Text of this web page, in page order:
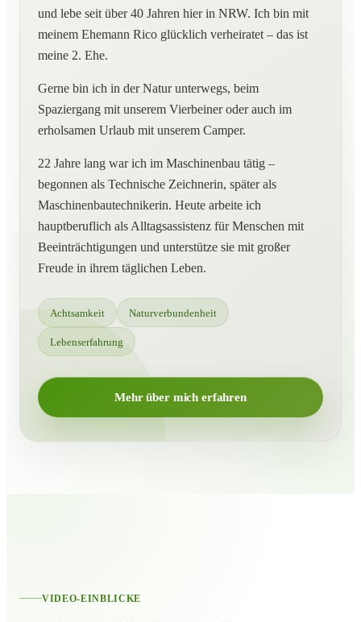
und lebe seit über 40 Jahren hier in NRW. Ich bin mit
meinem Ehemann Rico glücklich verheiratet – das ist
meine 2. Ehe.
Gerne bin ich in der Natur unterwegs, beim
Spaziergang mit unserem Vierbeiner oder auch im
erholsamen Urlaub mit unserem Camper.
22 Jahre lang war ich im Maschinenbau tätig –
begonnen als Technische Zeichnerin, später als
Maschinenbautechnikerin. Heute arbeite ich
hauptberuflich als Alltagsassistenz für Menschen mit
Beeinträchtigungen und unterstütze sie mit großer
Freude in ihrem täglichen Leben.
Achtsamkeit Naturverbundenheit
Lebenserfahrung
Mehr über mich erfahren
VIDEO-EINBLICKE